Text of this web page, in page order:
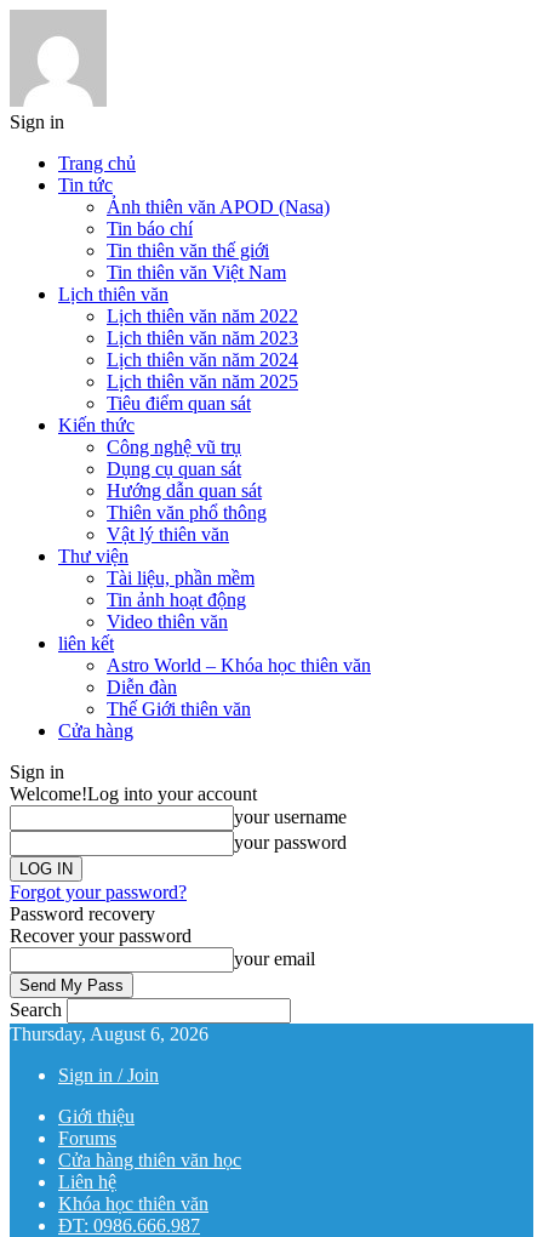
Sign in
Trang chủ
Tin tức
Ảnh thiên văn APOD (Nasa)
Tin báo chí
Tin thiên văn thế giới
Tin thiên văn Việt Nam
Lịch thiên văn
Lịch thiên văn năm 2022
Lịch thiên văn năm 2023
Lịch thiên văn năm 2024
Lịch thiên văn năm 2025
Tiêu điểm quan sát
Kiến thức
Công nghệ vũ trụ
Dụng cụ quan sát
Hướng dẫn quan sát
Thiên văn phổ thông
Vật lý thiên văn
Thư viện
Tài liệu, phần mềm
Tin ảnh hoạt động
Video thiên văn
liên kết
Astro World – Khóa học thiên văn
Diễn đàn
Thế Giới thiên văn
Cửa hàng
Sign in
Welcome!Log into your account
your username
your password
Forgot your password?
Password recovery
Recover your password
your email
Search
Thursday, August 6, 2026
Sign in / Join
Giới thiệu
Forums
Cửa hàng thiên văn học
Liên hệ
Khóa học thiên văn
ĐT: 0986.666.987